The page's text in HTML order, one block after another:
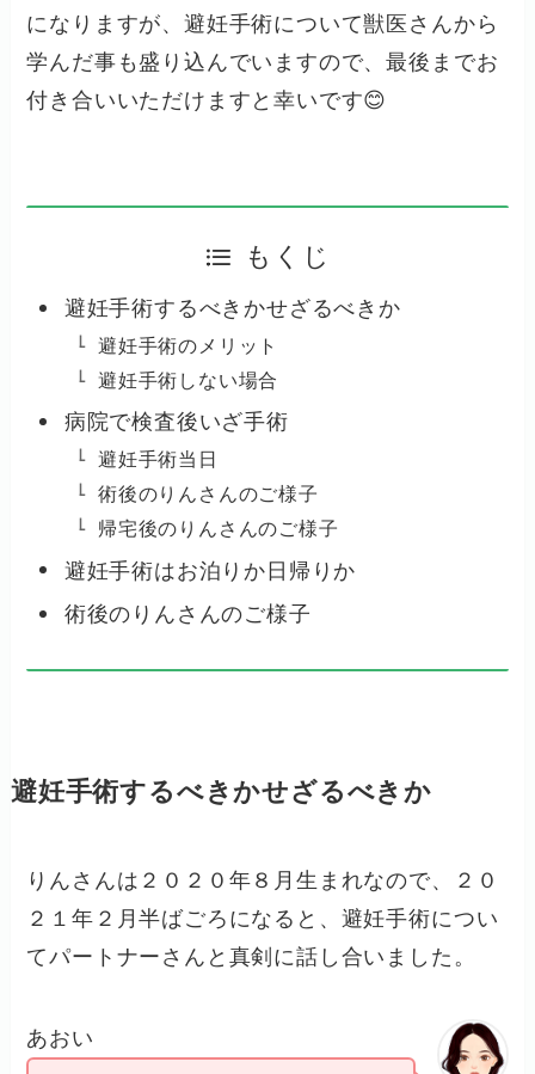
になりますが、避妊手術について獣医さんから
学んだ事も盛り込んでいますので、最後までお
付き合いいただけますと幸いです😊
もくじ
避妊手術するべきかせざるべきか
避妊手術のメリット
避妊手術しない場合
病院で検査後いざ手術
避妊手術当日
術後のりんさんのご様子
帰宅後のりんさんのご様子
避妊手術はお泊りか日帰りか
術後のりんさんのご様子
避妊手術するべきかせざるべきか
りんさんは２０２０年８月生まれなので、２０
２１年２月半ばごろになると、避妊手術につい
てパートナーさんと真剣に話し合いました。
あおい